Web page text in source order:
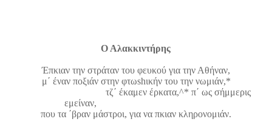
Ο Αλακκιντήρης
Έπκιαν την στράταν του φευκού για την Αθήναν,
μ΄ έναν ποξιάν στην φτωshικήν του την νωμιάν,*
τζ΄ έκαμεν έρκατα,^* π΄ ως σήμμερις
εμείναν,
που τα ΄βραν μάστροι, για να πκιαν κληρονομιάν.